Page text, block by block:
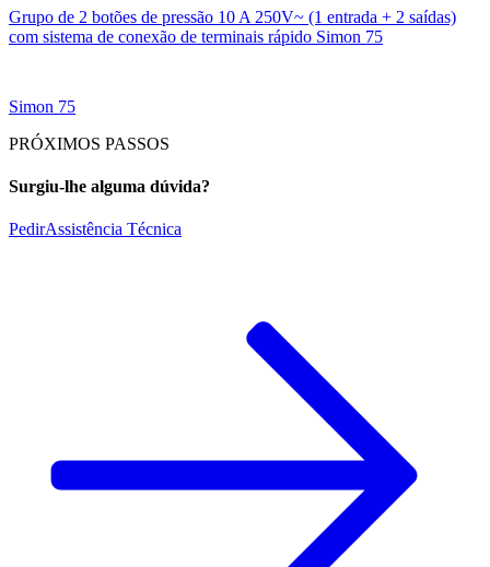
Grupo de 2 botões de pressão 10 A 250V~ (1 entrada + 2 saídas)
com sistema de conexão de terminais rápido Simon 75
Simon 75
PRÓXIMOS PASSOS
Surgiu-lhe alguma dúvida?
PedirAssistência Técnica